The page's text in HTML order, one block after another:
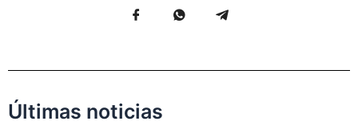
Últimas noticias